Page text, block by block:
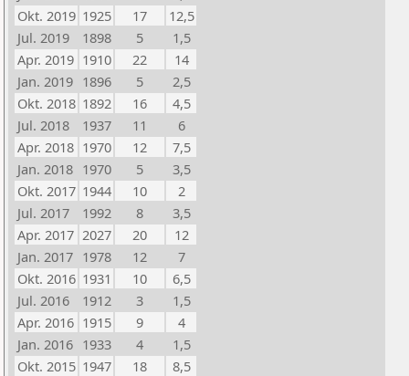
Okt. 2019 1925 17
12,5
Jul. 2019
1898 5
1,5
Apr. 2019 1910 22
14
Jan. 2019 1896 5
2,5
Okt. 2018 1892 16
4,5
Jul. 2018
1937 11
6
Apr. 2018 1970 12
7,5
Jan. 2018 1970 5
3,5
Okt. 2017 1944 10
2
Jul. 2017
1992 8
3,5
Apr. 2017 2027 20
12
Jan. 2017 1978 12
7
Okt. 2016 1931 10
6,5
Jul. 2016
1912 3
1,5
Apr. 2016 1915 9
4
Jan. 2016 1933 4
1,5
Okt. 2015 1947 18
8,5